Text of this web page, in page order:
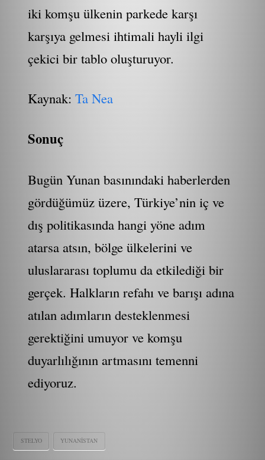
iki komşu ülkenin parkede karşı
karşıya gelmesi ihtimali hayli ilgi
çekici bir tablo oluşturuyor.
Kaynak:Ta Nea
Sonuç
Bugün Yunan basınındaki haberlerden
gördüğümüz üzere, Türkiye’nin iç ve
dış politikasında hangi yöne adım
atarsa atsın, bölge ülkelerini ve
uluslararası toplumu da etkilediği bir
gerçek. Halkların refahı ve barışı adına
atılan adımların desteklenmesi
gerektiğini umuyor ve komşu
duyarlılığının artmasını temenni
ediyoruz.
STELYO YUNANISTAN